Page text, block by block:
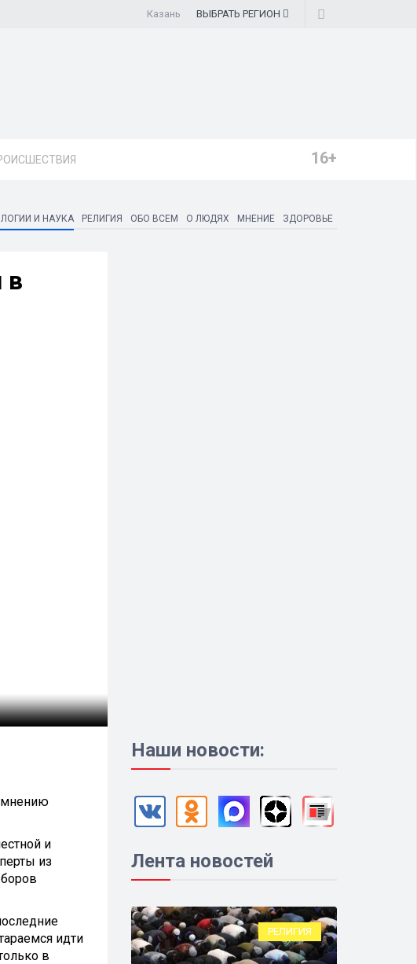
Казань ВЫБРАТЬ РЕГИОН
16+
И НАУКА РЕЛИГИЯ ОБО ВСЕМ О ЛЮДЯХ МНЕНИЕ ЗДОРОВЬЕ
в
мнению
и
из
идти
в
Наши новости:
Лента новостей
РЕЛИГИЯ